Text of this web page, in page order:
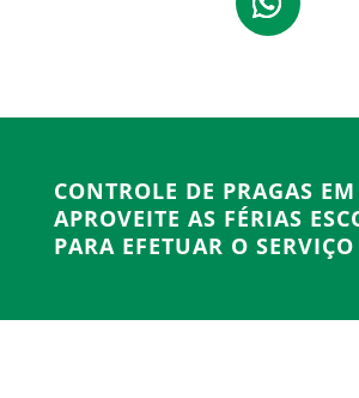
CONTROLE DE PRAGAS EM
APROVEITE AS FÉRIAS
PARA EFETUAR O SERVIÇO